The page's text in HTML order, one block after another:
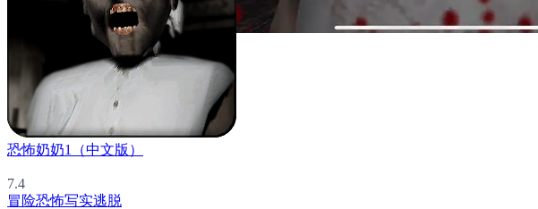
恐怖奶奶1（中文版）
7.4
冒险恐怖写实逃脱